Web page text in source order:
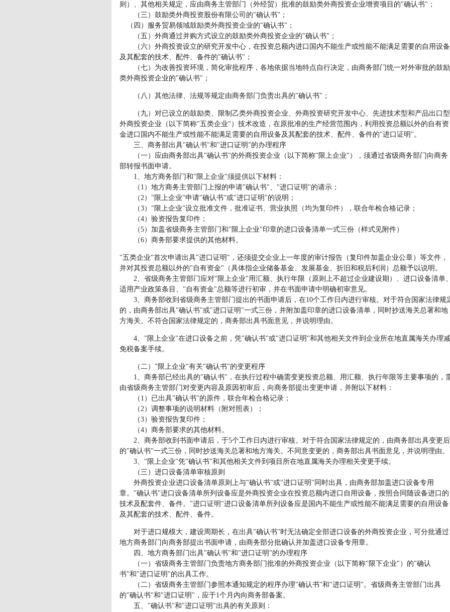
则）、其他相关规定，应由商务主管部门（外经贸）批准的鼓励类外商投资企业增资项目的"确认书"；
（三）鼓励类外商投资股份有限公司的"确认书"；
（四）服务贸易领域鼓励类外商投资企业的"确认书"；
（五）外商通过并购方式设立的鼓励类外商投资企业的"确认书"；
（六）外商投资设立的研究开发中心，在投资总额内进口国内不能生产或性能不能满足需要的自用设备
及其配套的技术、配件、备件的"确认书"；
（七）为改善投资环境，简化审批程序，各地依据当地特点自行决定，由商务部门统一对外审批的鼓励
类外商投资企业的"确认书"；
（八）其他法律、法规等规定由商务部门负责出具的"确认书"；
（九）对已设立的鼓励类、限制乙类外商投资企业、外商投资研究开发中心、先进技术型和产品出口型
外商投资企业（以下简称"五类企业"）技术改造，在原批准的生产经营范围内，利用投资总额以外的自有资
金进口国内不能生产或性能不能满足需要的自用设备及其配套的技术、配件、备件的"进口证明"。
三、商务部出具"确认书"和"进口证明"的办理程序
（一）应由商务部出具"确认书"的外商投资企业（以下简称"限上企业"），须通过省级商务部门向商务
部转报书面申请。
1、地方商务部门和"限上企业"须提供以下材料：
（1）地方商务主管部门上报的申请"确认书"、"进口证明"的请示；
（2）"限上企业"申请"确认书"或"进口证明"的说明；
（3）"限上企业"设立批准文件，批准证书、营业执照（均为复印件），联合年检合格记录；
（4）验资报告复印件；
（5）加盖省级商务主管部门和"限上企业"印章的进口设备清单一式三份（样式见附件）
（6）商务部要求提供的其他材料。
"五类企业"首次申请出具"进口证明"，还须提交企业上一年度的审计报告（复印件加盖企业公章）等文件，
并对其投资总额以外的"自有资金"（具体指企业储备基金、发展基金、折旧和税后利润）总额予以说明。
2、省级商务主管部门应对"限上企业"用汇额、执行年限（原则上不超过企业建设期）、进口设备清单
适用产业政策条目、"自有资金"总额等进行初审，并在书面申请中明确初审意见。
3、商务部收到省级商务主管部门提出的书面申请后，在10个工作日内进行审核。对于符合国家法律规
的，由商务部出具"确认书"或"进口证明"一式三份，并附加盖印章的进口设备清单，同时抄送海关总署和地
方海关。不符合国家法律规定的，商务部出具书面意见，并说明理由。
4、"限上企业"在进口设备之前，凭"确认书"或"进口证明"和其他相关文件到企业所在地直属海关办理减
免税备案手续。
（二）"限上企业"有关"确认书"的变更程序
1、商务部已经出具的"确认书"，在执行过程中确需变更投资总额、用汇额、执行年限等主要事项的，
由省级商务主管部门对变更内容及原因初审后，向商务部提出变更申请，并附以下材料：
（1）已出具"确认书"的原件，联合年检合格记录；
（2）调整事项的说明材料（附对照表）；
（3）验资报告复印件；
（4）商务部要求的其他材料。
2、商务部收到书面申请后，于5个工作日内进行审核。对于符合国家法律规定的，由商务部出具变更后
的"确认书"一式三份，同时抄送海关总署和地方海关。不同意变更的，商务部出具书面意见，并说明理由。
3、"限上企业"凭"确认书"和其他相关文件到项目所在地直属海关办理相关变更手续。
（三）进口设备清单审核原则
外商投资企业进口设备清单原则上与"确认书"或"进口证明"同时出具，由商务部加盖进口设备专用
章。"确认书"进口设备清单所列设备应是外商投资企业在投资总额内进口自用设备，按照合同随设备进口的
技术及配套件、备件。"进口证明"进口设备清单所列设备应是国内不能生产或性能不能满足需要的自用设备
及其配套的技术、配件、备件。
对于进口规模大，建设周期长，在出具"确认书"时无法确定全部进口设备的外商投资企业，可分批通过
地方商务部门向商务部提出书面申请，由商务部分批确认并加盖进口设备专用章。
四、地方商务部门出具"确认书"和"进口证明"的办理程序
（一）省级商务主管部门负责地方商务部门批准的外商投资企业（以下简称"限下企业"）的"确认
书"和"进口证明"的出具工作。
（二）省级商务主管部门参照本通知规定的程序办理"确认书"和"进口证明"。省级商务主管部门出具
的"确认书"和"进口证明"，应于1个月内向商务部备案。
五、"确认书"和"进口证明"出具的有关原则：